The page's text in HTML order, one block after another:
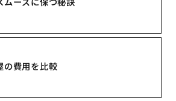
の費用を比較